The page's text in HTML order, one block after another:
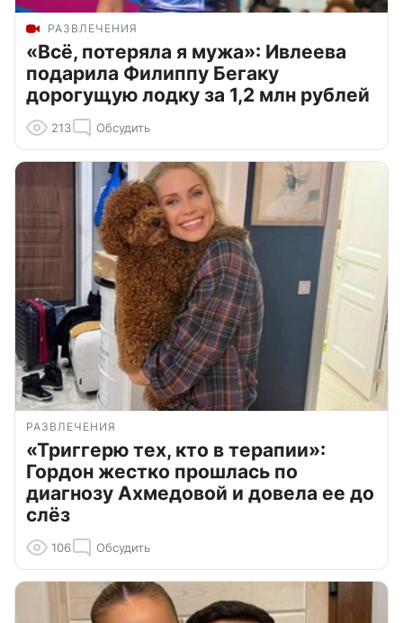
РАЗВЛЕЧЕНИЯ
«Всё, потеряла я мужа»: Ивлеева
подарила Филиппу Бегаку
дорогущую лодку за 1,2 млн рублей
213 Обсудить
РАЗВЛЕЧЕНИЯ
«Триггерю тех, кто в терапии»:
Гордон жестко прошлась по
диагнозу Ахмедовой и довела ее до
слёз
106 Обсудить